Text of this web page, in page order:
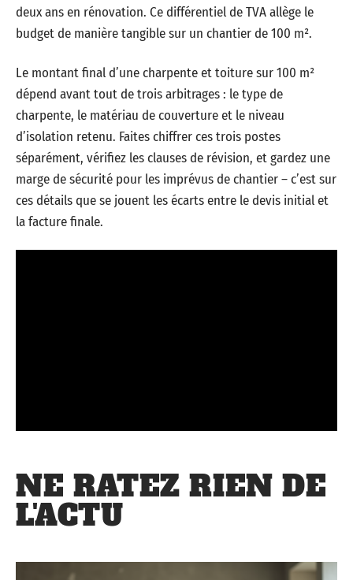
deux ans en rénovation. Ce différentiel de TVA allège le
budget de manière tangible sur un chantier de 100 m².
Le montant final d’une charpente et toiture sur 100 m²
dépend avant tout de trois arbitrages : le type de
charpente, le matériau de couverture et le niveau
d’isolation retenu. Faites chiffrer ces trois postes
séparément, vérifiez les clauses de révision, et gardez une
marge de sécurité pour les imprévus de chantier – c’est sur
ces détails que se jouent les écarts entre le devis initial et
la facture finale.
NE RATEZ RIEN DE
L'ACTU